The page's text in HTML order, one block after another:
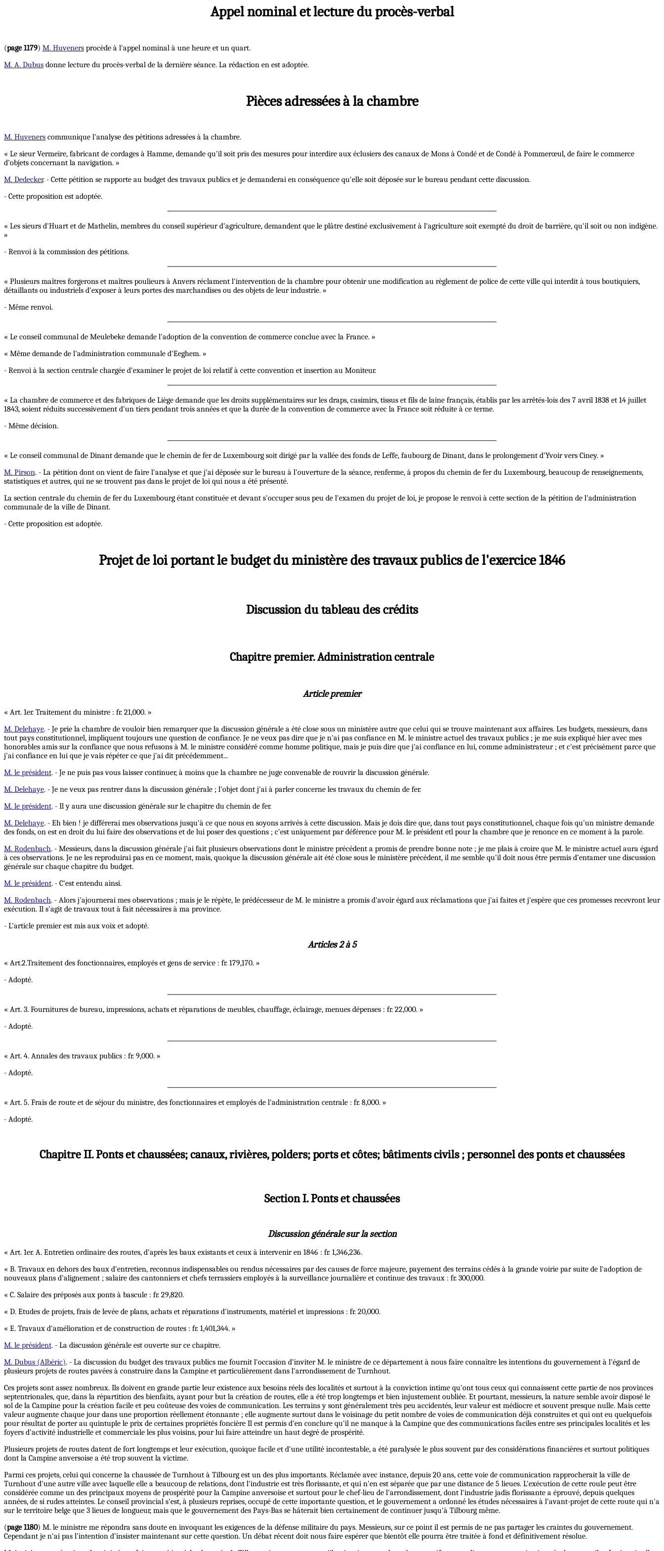
Appel nominal et lecture du procès-verbal
(page 1179) M. Huveners procède à l'appel nominal à une heure et un quart.
M. A. Dubus donne lecture du procès-verbal de la dernière séance. La rédaction en est adoptée.
Pièces adressées à la chambre
M. Huveners communique l'analyse des pétitions adressées à la chambre.
« Le sieur Vermeire, fabricant de cordages à Hamme, demande qu'il soit pris des mesures pour interdire aux éclusiers des canaux de Mons à Condé et de Condé à Pommerœul, de faire le commerce
d'objets concernant la navigation. »
M. Dedecker. - Cette pétition se rapporte au budget des travaux publics et je demanderai en conséquence qu'elle soit déposée sur le bureau pendant cette discussion.
- Cette proposition est adoptée.
« Les sieurs d'Huart et de Mathelin, membres du conseil supérieur d'agriculture, demandent que le plâtre destiné exclusivement à l'agriculture soit exempté du droit de barrière, qu'il soit ou non indigène.
»
- Renvoi à la commission des pétitions.
« Plusieurs maîtres forgerons et maîtres poulieurs à Anvers réclament l'intervention de la chambre pour obtenir une modification au règlement de police de cette ville qui interdit à tous boutiquiers,
détaillants ou industriels d'exposer à leurs portes des marchandises ou des objets de leur industrie. »
- Même renvoi.
« Le conseil communal de Meulebeke demande l'adoption de la convention de commerce conclue avec la France. »
« Même demande de l'administration communale d'Eeghem. »
- Renvoi à la section centrale chargée d'examiner le projet de loi relatif à cette convention et insertion au Moniteur.
« La chambre de commerce et des fabriques de Liège demande que les droits supplémentaires sur les draps, casimirs, tissus et fils de laine français, établis par les arrêtés-lois des 7 avril 1838 et 14 juillet
1843, soient réduits successivement d'un tiers pendant trois années et que la durée de la convention de commerce avec la France soit réduite à ce terme.
- Même décision.
« Le conseil communal de Dinant demande que le chemin de fer de Luxembourg soit dirigé par la vallée des fonds de Leffe, faubourg de Dinant, dans le prolongement d'Yvoir vers Ciney. »
M. Pirson. - La pétition dont on vient de faire l'analyse et que j'ai déposée sur le bureau à l'ouverture de la séance, renferme, à propos du chemin de fer du Luxembourg, beaucoup de renseignements,
statistiques et autres, qui ne se trouvent pas dans le projet de loi qui nous a été présenté.
La section centrale du chemin de fer du Luxembourg étant constituée et devant s'occuper sous peu de l'examen du projet de loi, je propose le renvoi à cette section de la pétition de l'administration
communale de la ville de Dinant.
- Cette proposition est adoptée.
Projet de loi portant le budget du ministère des travaux publics de l'exercice 1846
Discussion du tableau des crédits
Chapitre premier. Administration centrale
Article premier
« Art. 1er. Traitement du ministre : fr. 21,000. »
M. Delehaye. - Je prie la chambre de vouloir bien remarquer que la discussion générale a été close sous un ministère autre que celui qui se trouve maintenant aux affaires. Les budgets, messieurs, dans
tout pays constitutionnel, impliquent toujours une question de confiance. Je ne veux pas dire que je n'ai pas confiance en M. le ministre actuel des travaux publics ; je me suis expliqué hier avec mes
honorables amis sur la confiance que nous refusons à M. le ministre considéré comme homme politique, mais je puis dire que j'ai confiance en lui, comme administrateur ; et c'est précisément parce que
j'ai confiance en lui que je vais répéter ce que j'ai dit précédemment...
M. le président. - Je ne puis pas vous laisser continuer, à moins que la chambre ne juge convenable de rouvrir la discussion générale.
M. Delehaye. - Je ne veux pas rentrer dans la discussion générale ; l'objet dont j'ai à parler concerne les travaux du chemin de fer.
M. le président. - Il y aura une discussion générale sur le chapitre du chemin de fer.
M. Delehaye. - Eh bien ! je différerai mes observations jusqu'à ce que nous en soyons arrivés à cette discussion. Mais je dois dire que, dans tout pays constitutionnel, chaque fois qu'un ministre demande
des fonds, on est en droit du lui faire des observations et de lui poser des questions ; c'est uniquement par déférence pour M. le président etl pour la chambre que je renonce en ce moment à la parole.
M. Rodenbach. - Messieurs, dans la discussion générale j'ai fait plusieurs observations dont le ministre précédent a promis de prendre bonne note ; je me plais à croire que M. le ministre actuel aura égard
à ces observations. Je ne les reproduirai pas en ce moment, mais, quoique la discussion générale ait été close sous le ministère précédent, il me semble qu'il doit nous être permis d’entamer une discussion
générale sur chaque chapitre du budget.
M. le président. - C'est entendu ainsi.
M. Rodenbach. - Alors j'ajournerai mes observations ; mais je le répète, le prédécesseur de M. le ministre a promis d'avoir égard aux réclamations que j'ai faites et j'espère que ces promesses recevront leur
exécution. Il s'agit de travaux tout à fait nécessaires à ma province.
- L'article premier est mis aux voix et adopté.
Articles 2 à 5
« Art.2.Traitement des fonctionnaires, employés et gens de service : fr. 179,170. »
- Adopté.
« Art. 3. Fournitures de bureau, impressions, achats et réparations de meubles, chauffage, éclairage, menues dépenses : fr. 22,000. »
- Adopté.
« Art. 4. Annales des travaux publics : fr. 9,000. »
- Adopté.
« Art. 5. Frais de route et de séjour du ministre, des fonctionnaires et employés de l'administration centrale : fr. 8,000. »
- Adopté.
Chapitre II. Ponts et chaussées; canaux, rivières, polders; ports et côtes; bâtiments civils ; personnel des ponts et chaussées
Section I. Ponts et chaussées
Discussion générale sur la section
« Art. 1er. A. Entretien ordinaire des routes, d'après les baux existants et ceux à intervenir en 1846 : fr. 1,346,236.
« B. Travaux en dehors des baux d'entretien, reconnus indispensables ou rendus nécessaires par des causes de force majeure, payement des terrains cédés à la grande voirie par suite de l'adoption de
nouveaux plans d'alignement ; salaire des cantonniers et chefs terrassiers employés à la surveillance journalière et continue des travaux : fr. 300,000.
« C. Salaire des préposés aux ponts à bascule : fr. 29,820.
« D. Etudes de projets, frais de levée de plans, achats et réparations d'instruments, matériel et impressions : fr. 20,000.
« E. Travaux d'amélioration et de construction de routes : fr. 1,401,344. »
M. le président. - La discussion générale est ouverte sur ce chapitre.
M. Dubus (Albéric). - La discussion du budget des travaux publics me fournit l'occasion d'inviter M. le ministre de ce département à nous faire connaître les intentions du gouvernement à l'égard de
plusieurs projets de routes pavées à construire dans la Campine et particulièrement dans l'arrondissement de Turnhout.
Ces projets sont assez nombreux. Ils doivent en grande partie leur existence aux besoins réels des localités et surtout à la conviction intime qu'ont tous ceux qui connaissent cette partie de nos provinces
septentrionales, que, dans la répartition des bienfaits, ayant pour but la création de routes, elle a été trop longtemps et bien injustement oubliée. Et pourtant, messieurs, la nature semble avoir disposé le
sol de la Campine pour la création facile et peu coûteuse des voies de communication. Les terrains y sont généralement très peu accidentés, leur valeur est médiocre et souvent presque nulle. Mais cette
valeur augmente chaque jour dans une proportion réellement étonnante ; elle augmente surtout dans le voisinage du petit nombre de voies de communication déjà construites et qui ont eu quelquefois
pour résultat de porter au quintuple le prix de certaines propriétés foncière Il est permis d'en conclure qu'il ne manque à la Campine que des communications faciles entre ses principales localités et les
foyers d'activité industrielle et commerciale les plus voisins, pour lui faire atteindre un haut degré de prospérité.
Plusieurs projets de routes datent de fort longtemps et leur exécution, quoique facile et d'une utilité incontestable, a été paralysée le plus souvent par des considérations financières et surtout politiques
dont la Campine anversoise a été trop souvent la victime.
Parmi ces projets, celui qui concerne la chaussée de Turnhout à Tilbourg est un des plus importants. Réclamée avec instance, depuis 20 ans, cette voie de communication rapprocherait la ville de
Turnhout d'une autre ville avec laquelle elle a beaucoup de relations, dont l'industrie est très florissante, et qui n'en est séparée que par une distance de 5 lieues. L'exécution de cette roule peut être
considérée comme un des principaux moyens de prospérité pour la Campine anversoise et surtout pour le chef-lieu de l'arrondissement, dont l'industrie jadis florissante a éprouvé, depuis quelques
années, de si rudes atteintes. Le conseil provincial s'est, à plusieurs reprises, occupé de cette importante question, et le gouvernement a ordonné les études nécessaires à l'avant-projet de cette route qui n'a
sur le territoire belge que 3 lieues de longueur, mais que le gouvernement des Pays-Bas se hâterait bien certainement de continuer jusqu'à Tilbourg même.
(page 1180) M. le ministre me répondra sans doute en invoquant les exigences de la défense militaire du pays. Messieurs, sur ce point il est permis de ne pas partager les craintes du gouvernement.
Cependant je n'ai pas l'intention d'insister maintenant sur cette question. Un débat récent doit nous faire espérer que bientôt elle pourra être traitée à fond et définitivement résolue.